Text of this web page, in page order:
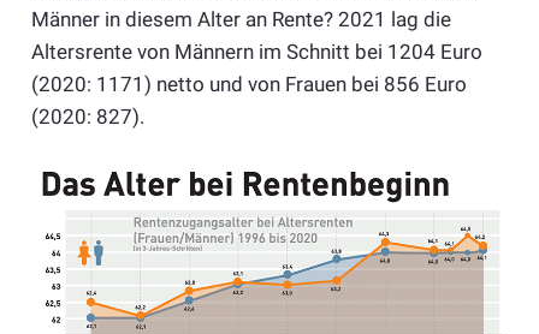
Männer in diesem Alter an Rente? 2021 lag die
Altersrente von Männern im Schnitt bei 1204 Euro
(2020: 1171) netto und von Frauen bei 856 Euro
(2020: 827).